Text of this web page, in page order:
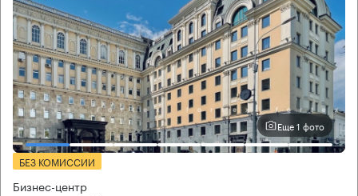
Еще 1 фото
БЕЗ КОМИССИИ
Бизнес-центр